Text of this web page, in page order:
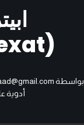
(Ebetrexat)
بواسطة
أدوية